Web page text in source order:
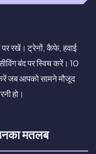
रखें। ट्रेनों, कैफे, हवाई
बंद पर स्विच करें। 10
जब आपको सामने मौजूद
हो।
मतलब